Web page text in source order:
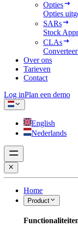
Opties
Opties
SARs
Stock
CLAs
Over ons
Tarieven
Contact
Log inPlan een demo
English
Nederlands
Home
Product